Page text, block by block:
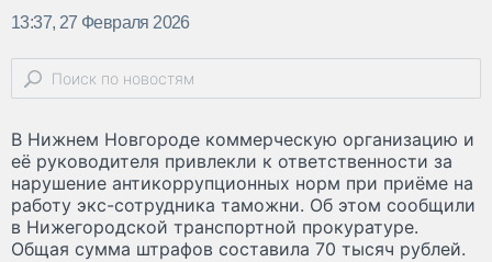
13:37, 27 Февраля 2026
В Нижнем Новгороде коммерческую организацию и
её руководителя привлекли к ответственности за
нарушение антикоррупционных норм при приёме на
работу экс-сотрудника таможни. Об этом сообщили
в Нижегородской транспортной прокуратуре.
Общая сумма штрафов составила 70 тысяч рублей.